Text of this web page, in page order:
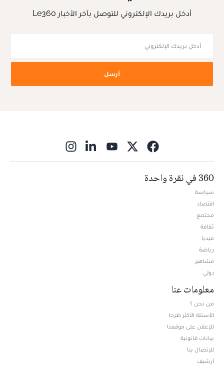
أدخل بريدك الإلكتروني للتوصل بآخر الأخبار Le360
أرسل
360 في نقرة واحدة
سياسة
اقتصاد
مجتمع
ثقافة
ميديا
رياضة
مشاهير
دولي
معلومات عنا
من نحن ؟
الأسئلة الأكثر طرحا
للإعلان على موقعنا
بيانات قانونية
للإتصال بنا
أرشيف